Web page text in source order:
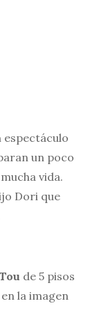
espectáculo
un poco
vida.
Dori que
de 5 pisos
la imagen